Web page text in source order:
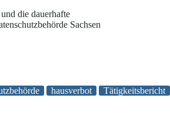
die dauerhafte
Sachsen
hausverbot Tätigkeitsbericht